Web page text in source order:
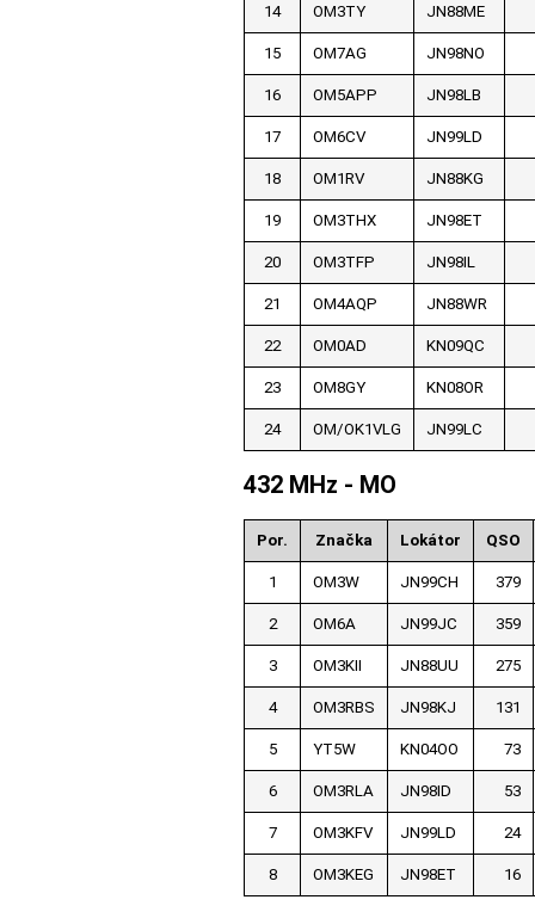
14 OM3TY JN88ME
15 OM7AG JN98NO
16 OM5APP JN98LB
17 OM6CV JN99LD
18 OM1RV JN88KG
19 OM3THX JN98ET
20 OM3TFP JN98IL
21 OM4AQP JN88WR
22 OM0AD KN09QC
23 OM8GY KN08OR
24 OM/OK1VLG JN99LC
432 MHz - MO
Por. Značka Lokátor QSO
1 OM3W JN99CH 379
2 OM6A JN99JC 359
3 OM3KII JN88UU 275
4 OM3RBS JN98KJ 131
5 YT5W KN04OO 73
6 OM3RLA JN98ID 53
7 OM3KFV JN99LD 24
8 OM3KEG JN98ET 16